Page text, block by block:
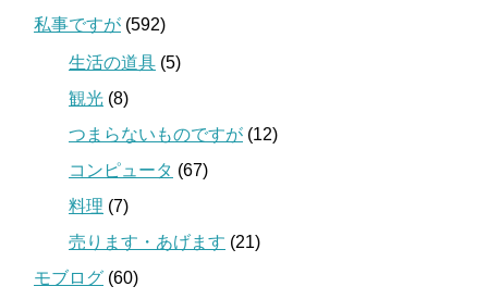
私事ですが (592)
生活の道具 (5)
観光 (8)
つまらないものですが (12)
コンピュータ (67)
料理 (7)
売ります・あげます (21)
モブログ (60)